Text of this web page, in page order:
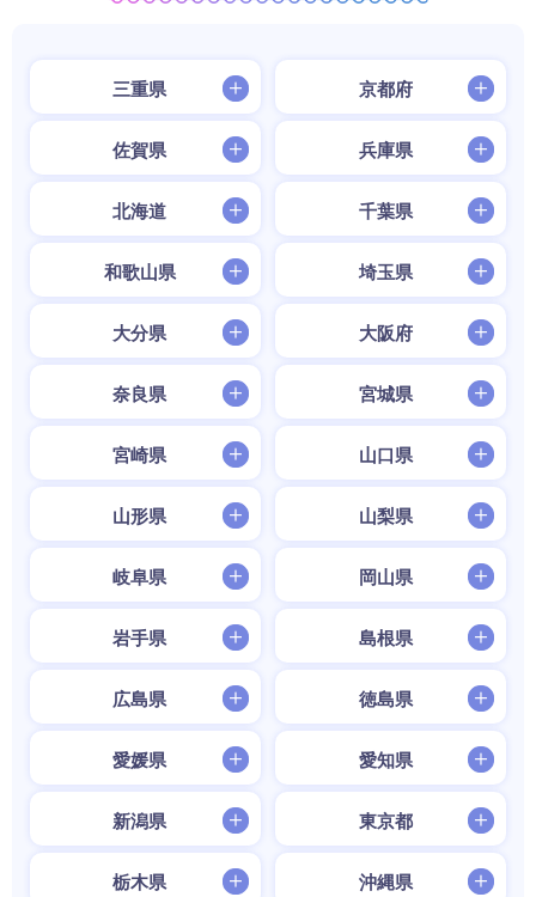
三重県 京都府
佐賀県 兵庫県
北海道 千葉県
和歌山県 埼玉県
大分県 大阪府
奈良県 宮城県
宮崎県 山口県
山形県 山梨県
岐阜県 岡山県
岩手県 島根県
広島県 徳島県
愛媛県 愛知県
新潟県 東京都
栃木県 沖縄県